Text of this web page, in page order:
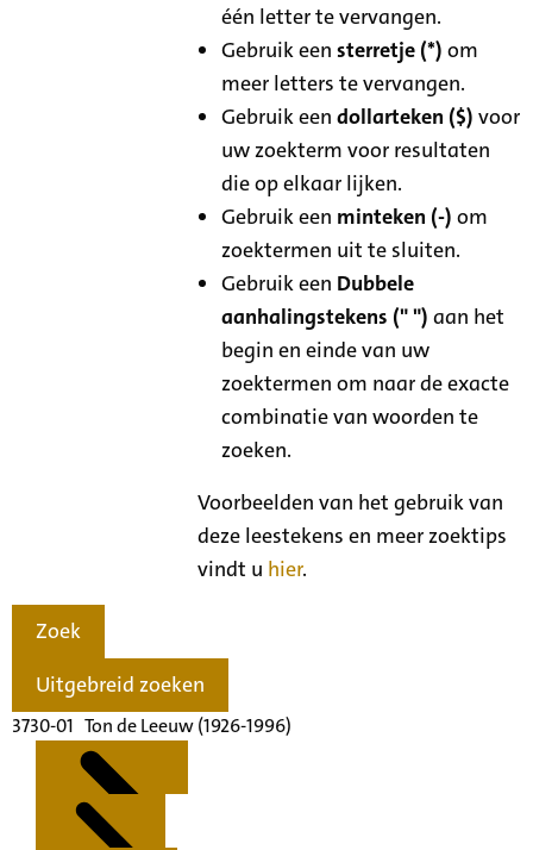
één letter te vervangen.
Gebruik eensterretje (*) om
meer letters te vervangen.
Gebruik eendollarteken ($) voor
uw zoekterm voor resultaten
die op elkaar lijken.
Gebruik een minteken (-) om
zoektermen uit te sluiten.
Gebruik een Dubbele
aanhalingstekens (" ") aan het
begin en einde van uw
zoektermen om naar de exacte
combinatie van woorden te
zoeken.
Voorbeelden van het gebruik van
deze leestekens en meer zoektips
vindt u hier.
Zoek
Uitgebreid zoeken
3730-01 Ton de Leeuw (1926-1996)